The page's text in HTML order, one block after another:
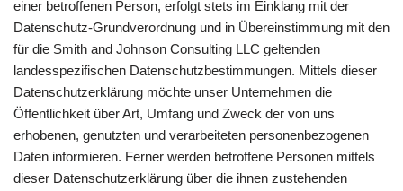
einer betroffenen Person, erfolgt stets im Einklang mit der
Datenschutz-Grundverordnung und in Übereinstimmung mit den
für die Smith and Johnson Consulting LLC geltenden
landesspezifischen Datenschutzbestimmungen. Mittels dieser
Datenschutzerklärung möchte unser Unternehmen die
Öffentlichkeit über Art, Umfang und Zweck der von uns
erhobenen, genutzten und verarbeiteten personenbezogenen
Daten informieren. Ferner werden betroffene Personen mittels
dieser Datenschutzerklärung über die ihnen zustehenden